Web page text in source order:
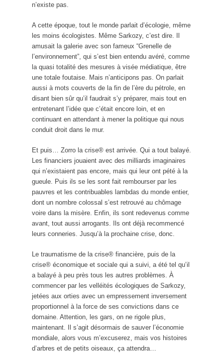
n’existe pas.
A cette époque, tout le monde parlait d’écologie, même
les moins écologistes. Même Sarkozy, c’est dire. Il
amusait la galerie avec son fameux “Grenelle de
l’environnement”, qui s’est bien entendu avéré, comme
la quasi totalité des mesures à visée médiatique, être
une totale foutaise. Mais n’anticipons pas. On parlait
aussi à mots couverts de la fin de l’ère du pétrole, en
disant bien sûr qu’il faudrait s’y préparer, mais tout en
entretenant l’idée que c’était encore loin, et en
continuant en attendant à mener la politique qui nous
conduit droit dans le mur.
Et puis… Zorro la crise® est arrivée. Qui a tout balayé.
Les financiers jouaient avec des milliards imaginaires
qui n’existaient pas encore, mais qui leur ont pété à la
gueule. Puis ils se les sont fait rembourser par les
pauvres et les contribuables lambdas du monde entier,
dont un nombre colossal s’est retrouvé au chômage
voire dans la misère. Enfin, ils sont redevenus comme
avant, tout aussi arrogants. Ils ont déjà recommencé
leurs conneries. Jusqu’à la prochaine crise, donc.
Le traumatisme de la crise® financière, puis de la
crise® économique et sociale qui a suivi, a été tel qu’il
a balayé à peu près tous les autres problèmes. À
commencer par les velléités écologiques de Sarkozy,
jetées aux orties avec un empressement inversement
proportionnel à la force de ses convictions dans ce
domaine. Attention, les gars, on ne rigole plus,
maintenant. Il s’agit désormais de sauver l’économie
mondiale, alors vous m’excuserez, mais vos histoires
d’arbres et de petits oiseaux, ça attendra…